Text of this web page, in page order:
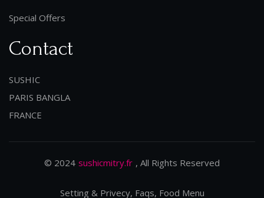
Special Offers
Contact
SUSHIC
PARIS BANGLA
FRANCE
© 2024 sushicmitry.fr , All Rights Reserved
Setting & Privecy, Faqs, Food Menu